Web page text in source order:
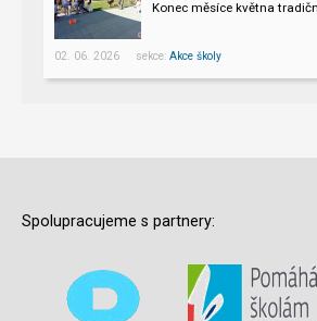
Konec měsíce května
02. 06. 2026 sekce: Akce školy
Spolupracujeme s partnery: